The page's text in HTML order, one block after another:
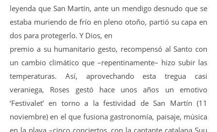
leyenda que San Martín, ante un mendigo desnudo que se
estaba muriendo de frío en pleno otoño, partió su capa en
dos para protegerlo. Y Dios, en
premio a su humanitario gesto, recompensó al Santo con
un cambio climático que –repentinamente– hizo subir las
temperaturas. Así, aprovechando esta tregua casi
veraniega, Roses gestó hace unos años un emotivo
‘Festivalet’ en torno a la festividad de San Martín (11
noviembre) en el que fusiona gastronomía, paisaje, música
en la playa –cinco conciertos, con la cantante catalana Suu